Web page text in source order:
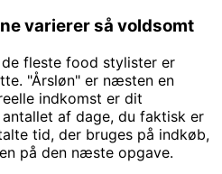
varierer så voldsomt
fleste food stylister er
"Årsløn" er næsten en
indkomst er dit
af dage, du faktisk er
tid, der bruges på indkøb,
på den næste opgave.